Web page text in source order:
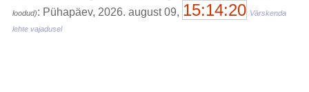
loodud): Pühapäev, 2026. august 09, 15:14:20 Värskenda
lehte vajadusel